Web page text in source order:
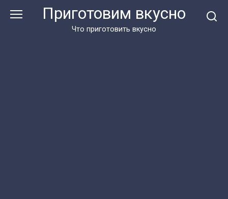
Приготовим вкусно
Что приготовить вкусно